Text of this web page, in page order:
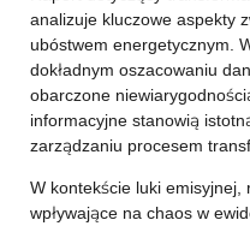
analizuje kluczowe aspekty
ubóstwem energetycznym.
dokładnym oszacowaniu
obarczone
informacyjne stanowią
zarządzaniu procesem
W kontekście luki
wpływające na chaos w